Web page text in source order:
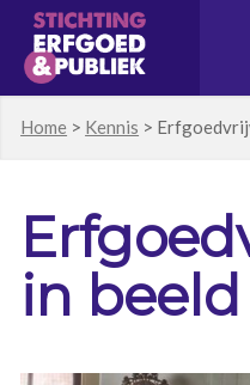
Home > Kennis >
in beeld